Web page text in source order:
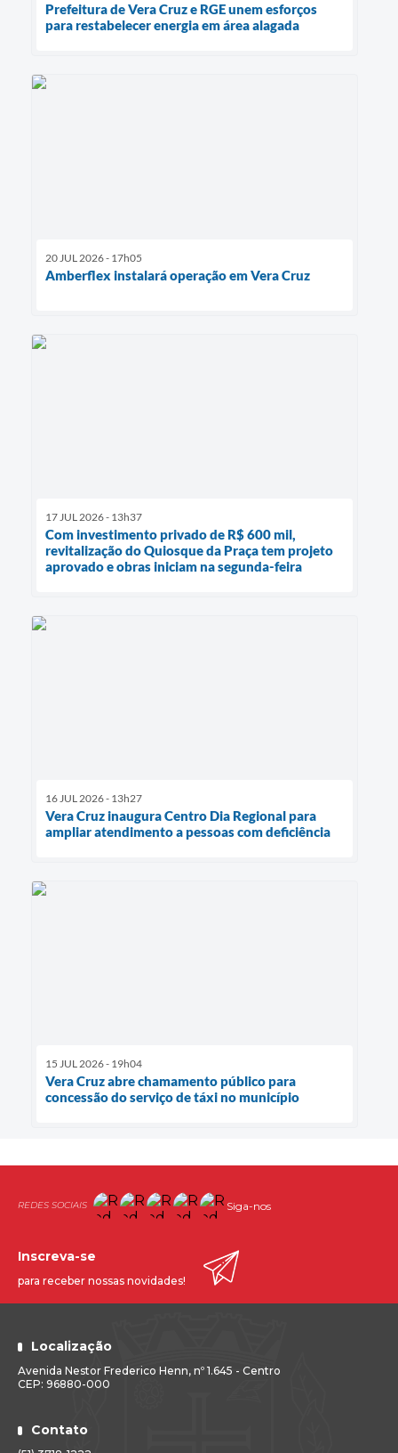
Prefeitura de Vera Cruz e RGE unem esforços
para restabelecer energia em área alagada
20 JUL 2026 - 17h05
Amberflex instalará operação em Vera Cruz
17 JUL 2026 - 13h37
Com investimento privado de R$ 600 mil,
revitalização do Quiosque da Praça tem projeto
aprovado e obras iniciam na segunda-feira
16 JUL 2026 - 13h27
Vera Cruz inaugura Centro Dia Regional para
ampliar atendimento a pessoas com deficiência
15 JUL 2026 - 19h04
Vera Cruz abre chamamento público para
concessão do serviço de táxi no município
Siga-nos
Localização
Avenida Nestor Frederico Henn, nº 1.645 - Centro
CEP: 96880-000
Contato
Inscreva-se
para receber nossas novidades!